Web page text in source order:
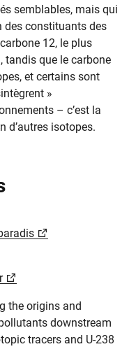
semblables, mais qui
des constituants des
12, le plus
tandis que le carbone
et certains sont
»
– c’est la
d’autres isotopes.
the origins and
downstream
tracers and U-238